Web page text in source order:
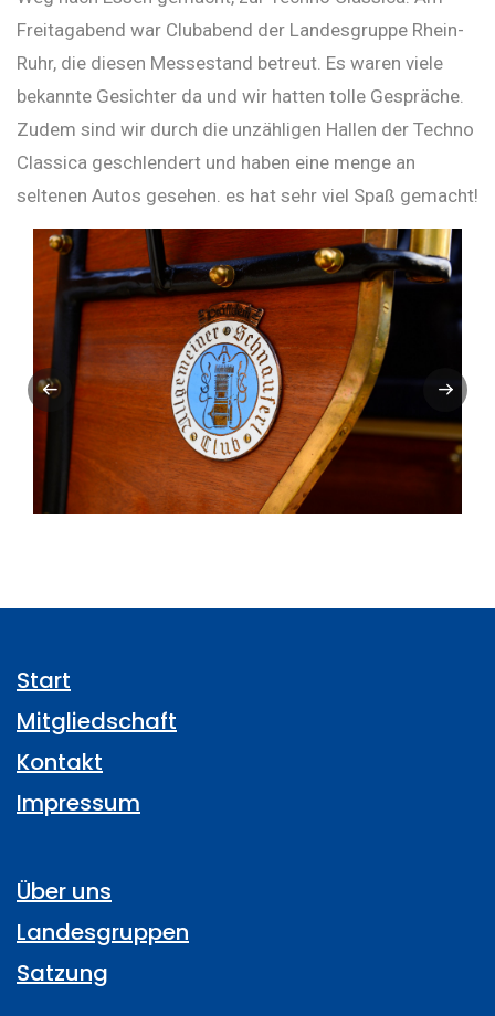
Freitagabend war Clubabend der Landesgruppe Rhein-
Ruhr, die diesen Messestand betreut. Es waren viele
bekannte Gesichter da und wir hatten tolle Gespräche.
Zudem sind wir durch die unzähligen Hallen der Techno
Classica geschlendert und haben eine menge an
seltenen Autos gesehen. es hat sehr viel Spaß gemacht!
Start
Mitgliedschaft
Kontakt
Impressum
Über uns
Landesgruppen
Satzung